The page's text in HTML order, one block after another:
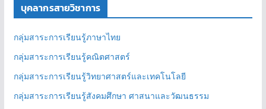
บุคลากรสายวิชาการ
กลุ่มสาระการเรียนรู้ภาษาไทย
กลุ่มสาระการเรียนรู้คณิตศาสตร์
กลุ่มสาระการเรียนรู้วิทยาศาสตร์และเทคโนโลยี
กลุ่มสาระการเรียนรู้สังคมศึกษา ศาสนาและวัฒนธรรม